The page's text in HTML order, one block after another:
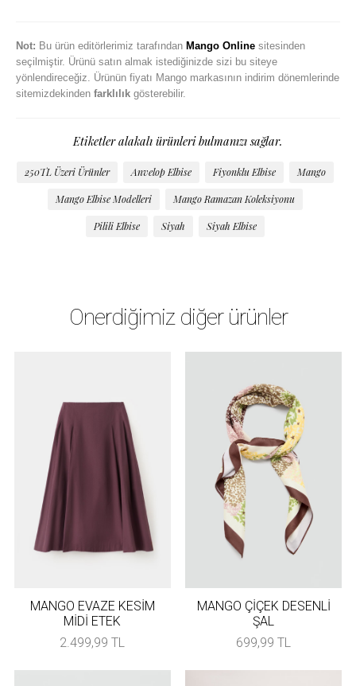
Not: Bu ürün editörlerimiz tarafından Mango Onlinesitesinden
seçilmiştir. Ürünü satın almak istediğinizde sizi bu siteye
yönlendireceğiz. Ürünün fiyatı Mango markasının indirim dönemlerinde
sitemizdekinden farklılıkgösterebilir.
Etiketler alakalı ürünleri bulmanızı sağlar.
250TL Üzeri Ürünler Anvelop Elbise Fiyonklu Elbise Mango
Mango Elbise Modelleri Mango Ramazan Koleksiyonu
Pilili Elbise Siyah Siyah Elbise
Önerdiğimiz diğer ürünler
MANGO EVAZE KESİM
MİDİ ETEK
2.499,99 TL
MANGO ÇİÇEK DESENLİ
ŞAL
699,99 TL